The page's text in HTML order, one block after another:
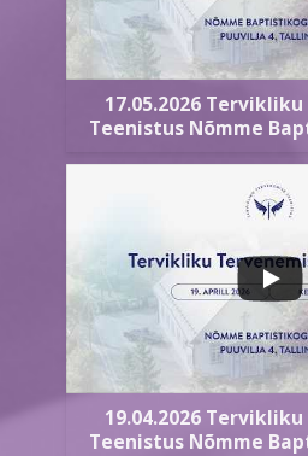
17.05.2026
Teenistus Nõmme
19.04.2026
Teenistus Nõmme